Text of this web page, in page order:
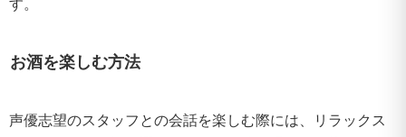
す。
お酒を楽しむ方法
声優志望のスタッフとの会話を楽しむ際には、リラックス